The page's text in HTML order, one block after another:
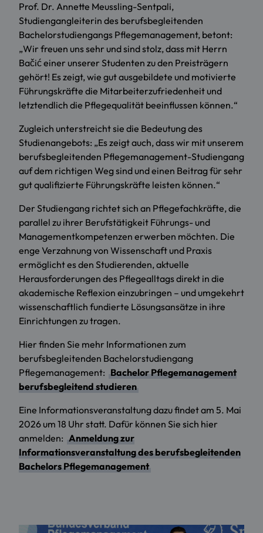
Prof. Dr. Annette Meussling-Sentpali,
Studiengangleiterin des berufsbegleitenden
Bachelorstudiengangs Pflegemanagement, betont:
„Wir freuen uns sehr und sind stolz, dass mit Herrn
Bačić einer unserer Studenten zu den Preisträgern
gehört! Es zeigt, wie gut ausgebildete und motivierte
Führungskräfte die Mitarbeiterzufriedenheit und
letztendlich die Pflegequalität beeinflussen können.“
Zugleich unterstreicht sie die Bedeutung des
Studienangebots: „Es zeigt auch, dass wir mit unserem
berufsbegleitenden Pflegemanagement-Studiengang
auf dem richtigen Weg sind und einen Beitrag für sehr
gut qualifizierte Führungskräfte leisten können.“
Der Studiengang richtet sich an Pflegefachkräfte, die
parallel zu ihrer Berufstätigkeit Führungs- und
Managementkompetenzen erwerben möchten. Die
enge Verzahnung von Wissenschaft und Praxis
ermöglicht es den Studierenden, aktuelle
Herausforderungen des Pflegealltags direkt in die
akademische Reflexion einzubringen – und umgekehrt
wissenschaftlich fundierte Lösungsansätze in ihre
Einrichtungen zu tragen.
Hier finden Sie mehr Informationen zum
berufsbegleitenden Bachelorstudiengang
Pflegemanagement: Bachelor Pflegemanagement
berufsbegleitend studieren
Eine Informationsveranstaltung dazu findet am 5. Mai
2026 um 18 Uhr statt. Dafür können Sie sich hier
anmelden: Anmeldung zur
Informationsveranstaltung des berufsbegleitenden
Bachelors Pflegemanagement